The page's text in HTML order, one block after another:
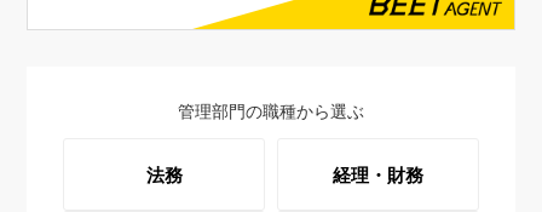
管理部門の職種から選ぶ
法務 経理・財務